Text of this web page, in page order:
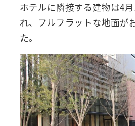
ホテルに隣接する建物は4
れ、フルフラットな地面が
た。